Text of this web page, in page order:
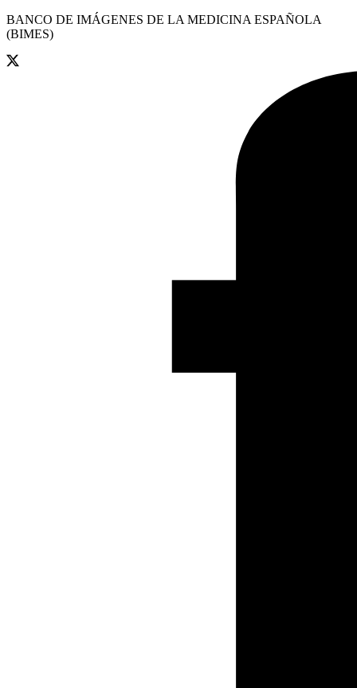
BANCO DE IMÁGENES DE LA MEDICINA ESPAÑOLA
(BIMES)